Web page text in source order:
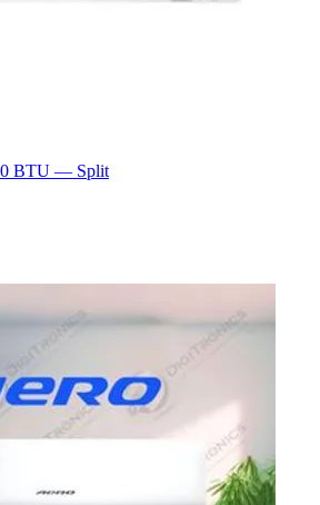
BTU — Split